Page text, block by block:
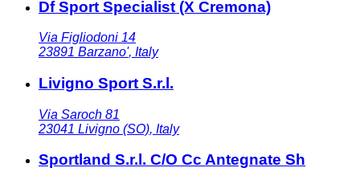
Df Sport Specialist (X Cremona)
Via Figliodoni 14
23891 Barzano', Italy
Livigno Sport S.r.l.
Via Saroch 81
23041 Livigno (SO), Italy
Sportland S.r.l. C/O Cc Antegnate Sh